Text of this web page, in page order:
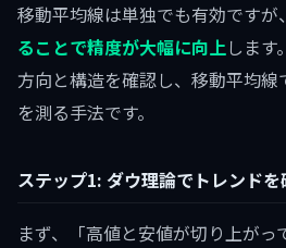
移動平均線は単独でも有効ですが、
ることで精度が大幅に向上しま
方向と構造を確認し、移動平均
を測る手法です。
ステップ1: ダウ理論でトレンドを
まず、「高値と安値が切り上が